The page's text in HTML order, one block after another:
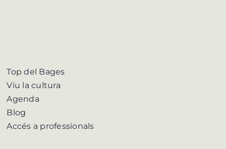
Top del Bages
Viu la cultura
Agenda
Blog
Accés a professionals